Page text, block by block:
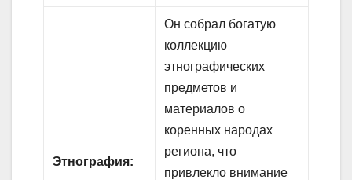
Этнография:
Он собрал богатую
коллекцию
этнографических
предметов и
материалов о
коренных народах
региона, что
привлекло внимание